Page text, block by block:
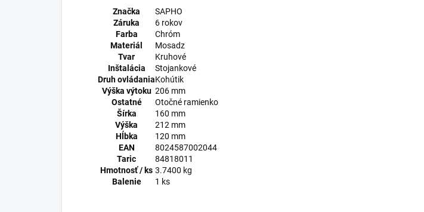
Značka
SAPHO
Záruka
6 rokov
Farba
Chróm
Materiál
Mosadz
Tvar
Kruhové
Inštalácia
Stojankové
Druh ovládaniaKohútik
Výška výtoku 206 mm
Ostatné
Otočné ramienko
Šírka
160 mm
Výška
212 mm
Hĺbka
120 mm
EAN
8024587002044
Taric
84818011
Hmotnosť / ks 3.7400 kg
Balenie
1 ks